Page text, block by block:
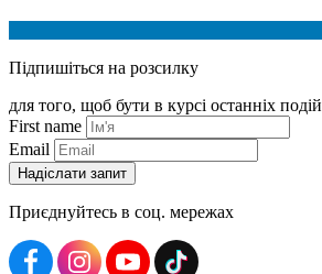
Підпишіться на розсилку
для того, щоб бути в курсі останніх подій
First name
Email
Приєднуйтесь в соц. мережах